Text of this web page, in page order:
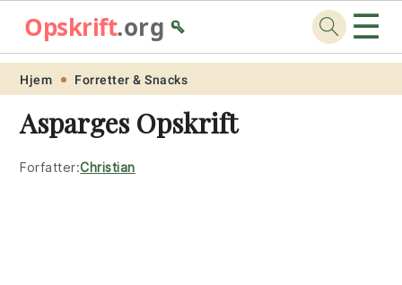
Skip
primary
navigation
Skip
main
content
Skip
primary
sidebar
Skip
footer
Opskrift.org🥄 ☰
Hjem Forretter & Snacks
Asparges Opskrift
Forfatter:Christian